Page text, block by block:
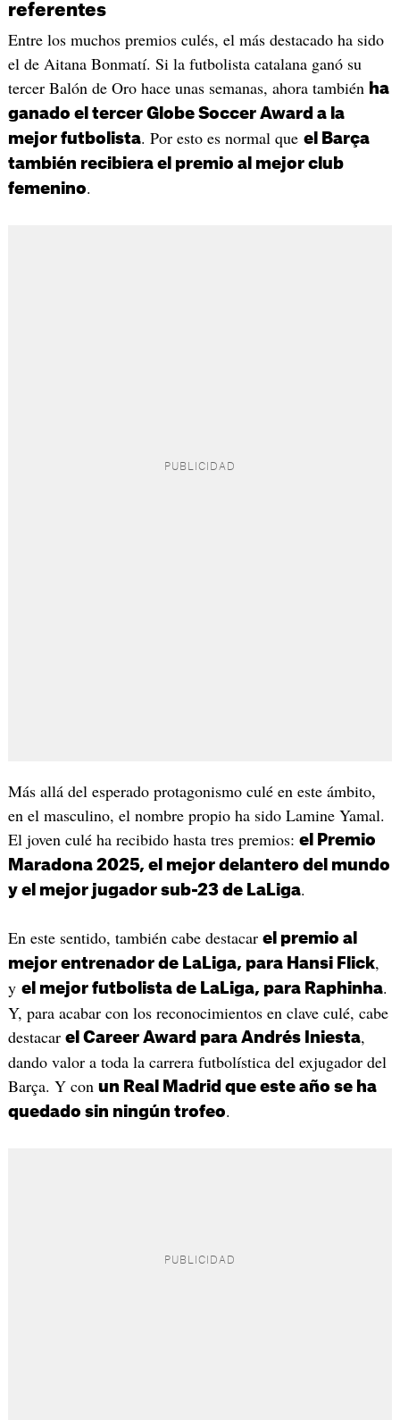
referentes
Entre los muchos premios culés, el más destacado ha sido
el de Aitana Bonmatí. Si la futbolista catalana ganó su
tercer Balón de Oro hace unas semanas, ahora también ha
ganado el tercer Globe Soccer Award a la
mejor futbolista. Por esto es normal que el Barça
también recibiera el premio al mejor club
femenino.
Más allá del esperado protagonismo culé en este ámbito,
en el masculino, el nombre propio ha sido Lamine Yamal.
El joven culé ha recibido hasta tres premios: el Premio
Maradona 2025, el mejor delantero del mundo
y el mejor jugador sub-23 de LaLiga.
En este sentido, también cabe destacar el premio al
mejor entrenador de LaLiga, para Hansi Flick,
y el mejor futbolista de LaLiga, para Raphinha.
Y, para acabar con los reconocimientos en clave culé, cabe
destacar el Career Award para Andrés Iniesta,
dando valor a toda la carrera futbolística del exjugador del
Barça. Y con un Real Madrid que este año se ha
quedado sin ningún trofeo.